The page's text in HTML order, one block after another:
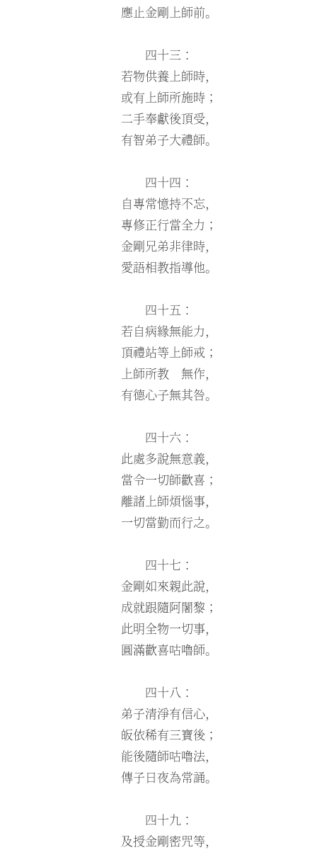
應止金剛上師前。
四十三：
若物供養上師時，
或有上師所施時；
二手奉獻後頂受，
有智弟子大禮師。
四十四：
自專常憶持不忘，
專修正行當全力；
金剛兄弟非律時，
愛語相教指導他。
四十五：
若自病緣無能力，
頂禮站等上師戒；
上師所教 無作，
有德心子無其咎。
四十六：
此處多說無意義，
當令一切師歡喜；
離諸上師煩惱事，
一切當勤而行之。
四十七：
金剛如來親此說，
成就跟隨阿闍黎；
此明全物一切事，
圓滿歡喜咕嚕師。
四十八：
弟子清淨有信心，
皈依稀有三寶後；
能後隨師咕嚕法，
傳子日夜為常誦。
四十九：
及授金剛密咒等，